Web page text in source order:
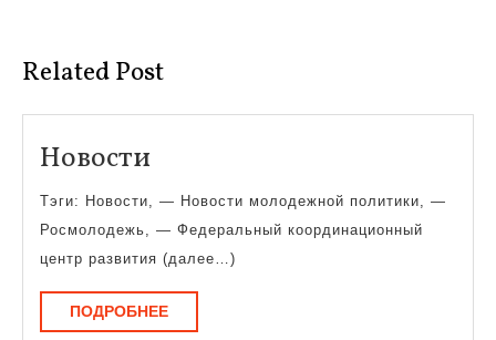
Related Post
Новости
Тэги: Новости, — Новости молодежной политики, —
Росмолодежь, — Федеральный координационный
центр развития (далее…)
ПОДРОБНЕЕПОДРОБНЕЕ